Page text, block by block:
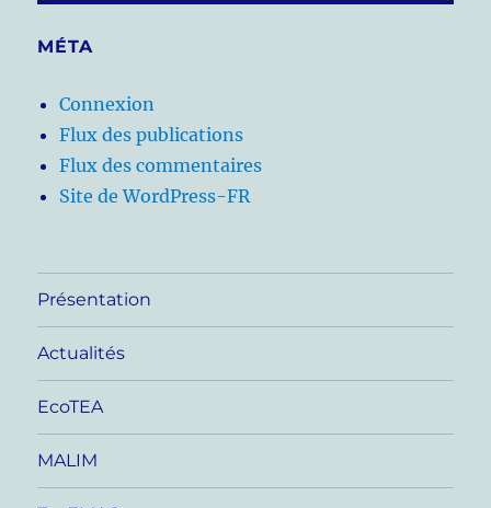
MÉTA
Connexion
Flux des publications
Flux des commentaires
Site de WordPress-FR
Présentation
Actualités
EcoTEA
MALIM